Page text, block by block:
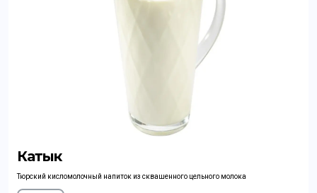
Катык
Тюрский кисломолочный напиток из сквашенного цельного молока